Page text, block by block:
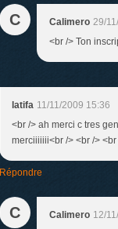
C Calimero 29/
<br /> Ton
latifa 11/11/2009 15:36
<br /> ah merci c tres
merciiiiiii<br /> <br /> <br
Répondre
C Calimero 12/